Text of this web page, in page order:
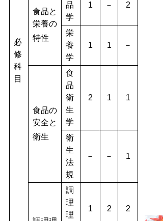
必
修
科
目
食品と
栄養の
特性
品
学
1 － 2
栄
養
学
1 1 －
食品の
安全と
衛生
食
品
衛
生
学
2 1 1
衛
生
法
規
－ － 1
調
理
理
1 2 2